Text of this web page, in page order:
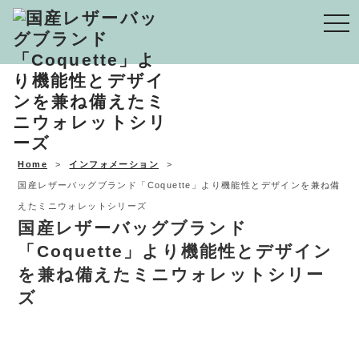
Home インフォメーション
国産レザーバッグブランド「Coquette」より機能性とデザインを兼ね備
えたミニウォレットシリーズ
国産レザーバッグブランド
「Coquette」より機能性とデザイン
を兼ね備えたミニウォレットシリー
ズ